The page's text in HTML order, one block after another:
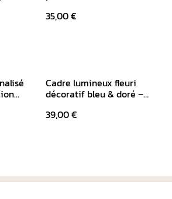
35,00 €
Cadre lumineux fleuri
décoratif bleu & doré –
papillons pailletés
39,00 €